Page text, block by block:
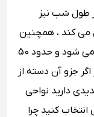
طول شب نیز
می کند ، همچنین
آب و هوای دبی در نواحی ساحلی مرطوب می شود و حدود 50
اگر جزو آن دسته از
دارید نواحی
کنید چرا